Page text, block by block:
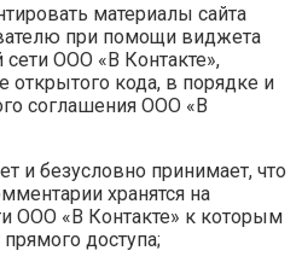
материалы сайта
при помощи виджета
ООО «В Контакте»,
открытого кода, в порядке и
соглашения ООО «В
и безусловно принимает, что
хранятся на
ООО «В Контакте» к которым
доступа;